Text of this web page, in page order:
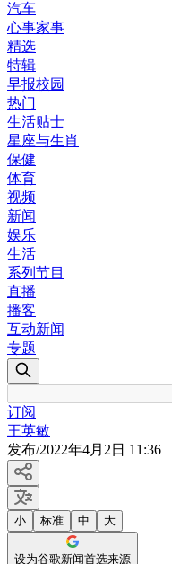
汽车
心事家事
精选
特辑
早报校园
热门
生活贴士
星座与生肖
保健
体育
视频
新闻
娱乐
生活
系列节目
直播
播客
互动新闻
专题
订阅
王英敏
发布/2022年4月2日 11:36
小 标准 中 大
设为谷歌新闻首选来源